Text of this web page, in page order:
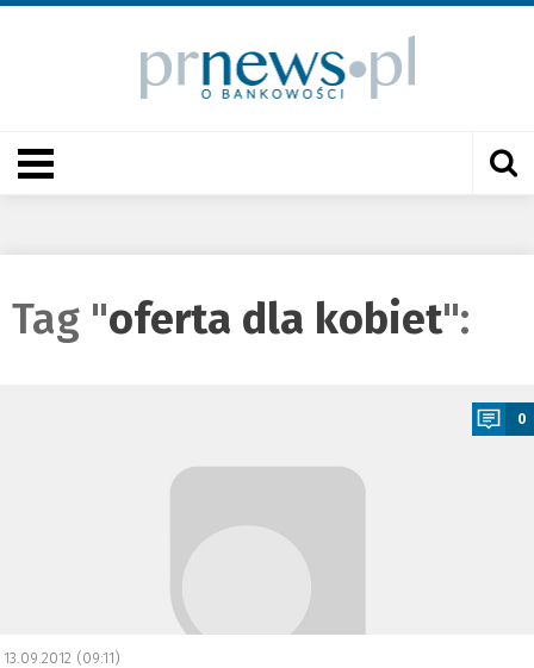
Tag "oferta dla kobiet":
0
13.09.2012 (09:11)